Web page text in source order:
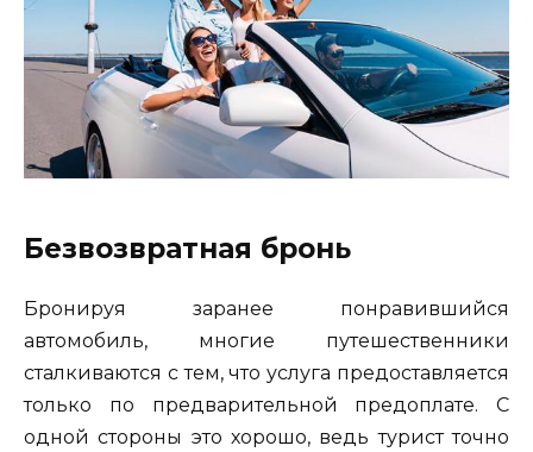
Безвозвратная бронь
Бронируя заранее понравившийся
автомобиль, многие путешественники
сталкиваются с тем, что услуга предоставляется
только по предварительной предоплате. С
одной стороны это хорошо, ведь турист точно